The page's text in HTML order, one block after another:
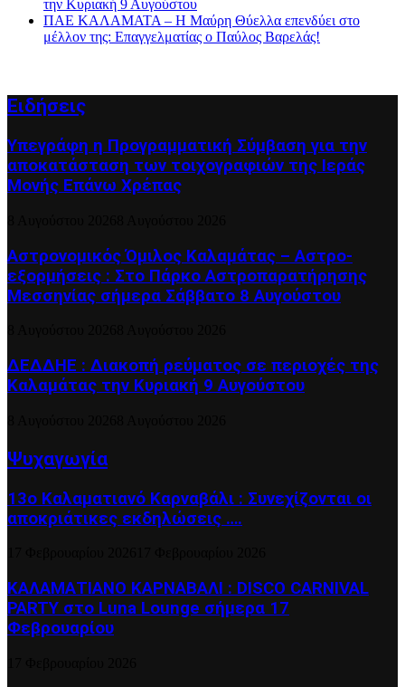
την Κυριακή 9 Αυγούστου
ΠΑΕ ΚΑΛΑΜΑΤΑ – Η Μαύρη Θύελλα επενδύει στο
μέλλον της: Επαγγελματίας ο Παύλος Βαρελάς!
Ειδήσεις
Υπεγράφη η Προγραμματική Σύμβαση για την
αποκατάσταση των τοιχογραφιών της Ιεράς
Μονής Επάνω Χρέπας
Αστρονομικός Όμιλος Καλαμάτας – Αστρο-
εξορμήσεις : Στο Πάρκο Αστροπαρατήρησης
Μεσσηνίας σήμερα Σάββατο 8 Αυγούστου
ΔΕΔΔΗΕ : Διακοπή ρεύματος σε περιοχές της
Καλαμάτας την Κυριακή 9 Αυγούστου
Ψυχαγωγία
13ο Καλαματιανό Καρναβάλι : Συνεχίζονται οι
αποκριάτικες εκδηλώσεις ….
ΚΑΛΑΜΑΤΙΑΝΟ ΚΑΡΝΑΒΑΛΙ : DISCO CARNIVAL
PARTY στο Luna Lounge σήμερα 17
Φεβρουαρίου